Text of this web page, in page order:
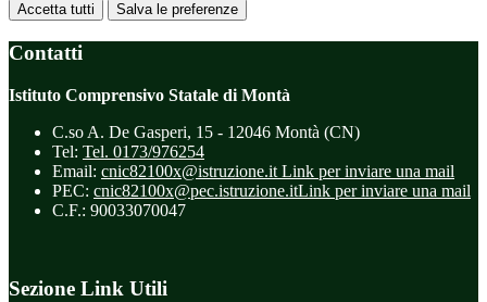
Accetta tutti Salva le preferenze
Contatti
Istituto Comprensivo Statale di Montà
C.so A. De Gasperi, 15 - 12046 Montà (CN)
Tel: Tel. 0173/976254
Email: cnic82100x@istruzione.it Link per inviare una mail
PEC: cnic82100x@pec.istruzione.itLink per inviare una mail
C.F.: 90033070047
Sezione Link Utili